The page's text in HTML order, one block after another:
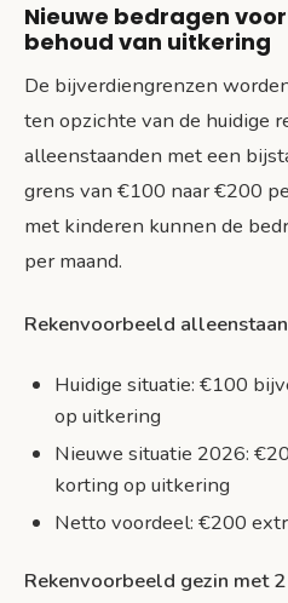
Nieuwe bedragen
behoud van uitkering
De bijverdiengrenzen
ten opzichte van de huidige
alleenstaanden met een
grens van €100 naar €200
met kinderen kunnen de
per maand.
Rekenvoorbeeld
Huidige situatie: €100
op uitkering
Nieuwe situatie 2026:
korting op uitkering
Netto voordeel: €200
Rekenvoorbeeld gezin met